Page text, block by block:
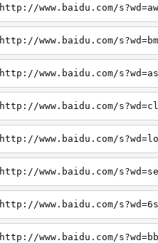
http://www.baidu.com/
http://www.baidu.com/
http://www.baidu.com/
http://www.baidu.com/
http://www.baidu.com/
http://www.baidu.com/
http://www.baidu.com/
http://www.baidu.com/